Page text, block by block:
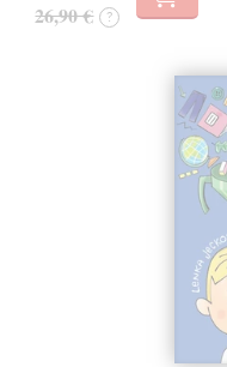
26,90 € ?